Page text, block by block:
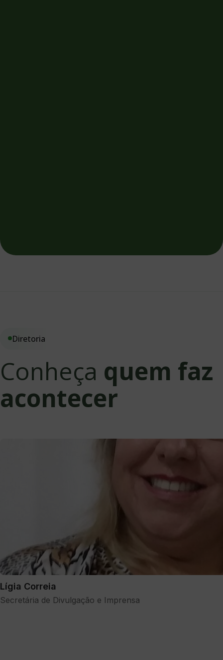
Diretoria
Conheça quem faz
acontecer
Lígia Correia
Secretária de Divulgação e Imprensa